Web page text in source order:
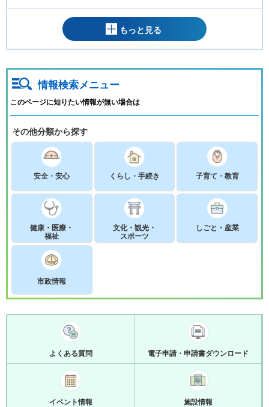
もっと見る
情報検索メニュー
このページに知りたい情報が無い場合は
その他分類から探す
安全・安心 くらし・手続き 子育て・教育
健康・医療・
福祉
文化・観光・
スポーツ
しごと・産業
市政情報
よくある質問 電子申請・申請書ダウンロード
イベント情報 施設情報